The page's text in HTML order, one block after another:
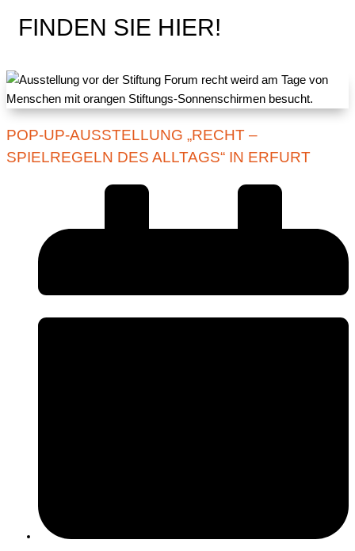
FINDEN SIE HIER!
POP-UP-AUSSTELLUNG „RECHT –
SPIELREGELN DES ALLTAGS“ IN ERFURT